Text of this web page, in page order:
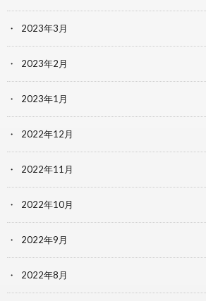
2023年3月
2023年2月
2023年1月
2022年12月
2022年11月
2022年10月
2022年9月
2022年8月